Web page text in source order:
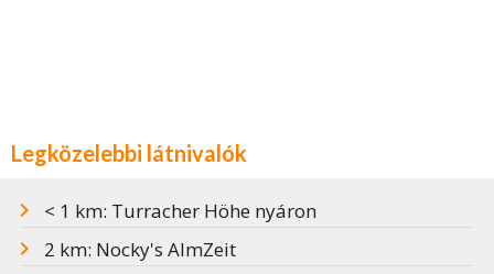
Legközelebbi látnivalók
< 1 km: Turracher Höhe nyáron
2 km: Nocky's AlmZeit